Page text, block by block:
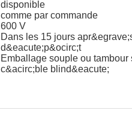
disponible
comme par commande
600 V
Dans les 15 jours
d&eacute;p&ocirc;t
Emballage souple ou
c&acirc;ble blind&eacute;